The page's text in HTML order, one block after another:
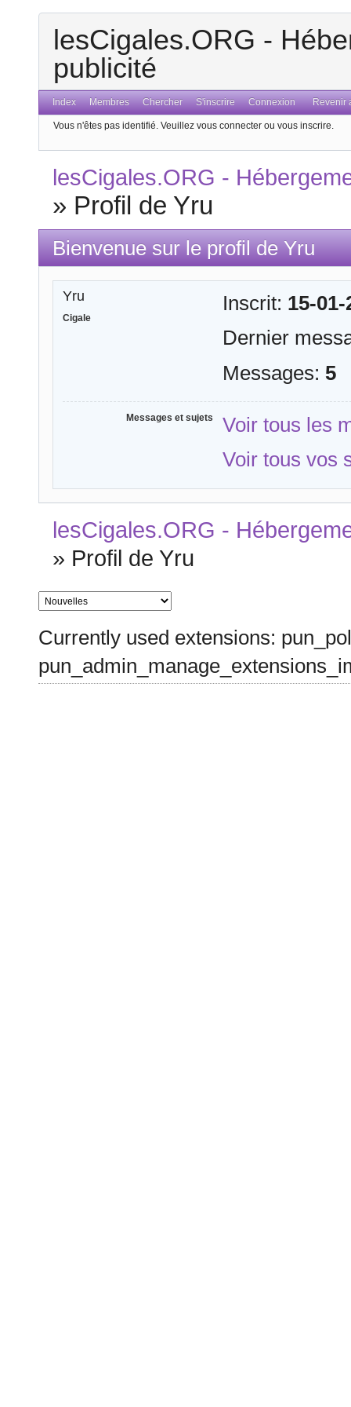
lesCigales.ORG -
publicité
Index Membres Chercher S'inscrire Connexion Revenir
Vous n'êtes pas identifié. Veuillez vous connecter ou vous inscrire.
lesCigales.ORG -
» Profil de Yru
Bienvenue sur le profil de Yru
Yru
Cigale
Inscrit: 15-01-
Dernier
Messages: 5
Messages et sujets
Voir tous les
Voir tous vos
lesCigales.ORG -
» Profil de Yru
Currently used extensions: